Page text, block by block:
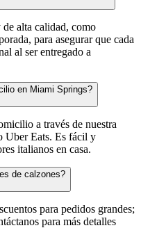
alta calidad, como
para asegurar que cada
al ser entregado a
en Miami Springs?
a través de nuestra
Uber Eats. Es fácil y
italianos en casa.
de calzones?
para pedidos grandes;
para más detalles